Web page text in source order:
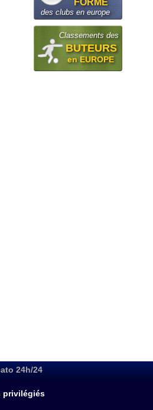
FORME
des clubs en europe
Classements des
BUTEURS
en EUROPE
24h/24
privilégiés